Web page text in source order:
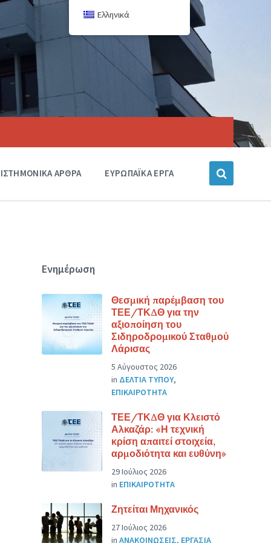
ΑΡΘΡΑ ΕΥΡΩΠΑΪΚΑ ΕΡΓΑ
Ενημέρωση
Θεσμική παρέμβαση του
ΤΕΕ/ΤΚΔΘ για την
αξιοποίηση του
Σιδηροδρομικού Σταθμού
Λάρισας
5 Αύγουστος 2026
in ΔΕΛΤΙΑ ΤΥΠΟΥ,
ΕΠΙΚΑΙΡΟΤΗΤΑ
ΤΕΕ/ΤΚΔΘ για Κλειστό
Αλκαζάρ: «Η τεχνική
κρίση απαιτεί στοιχεία,
αρμοδιότητα και ευθύνη»
29 Ιούλιος 2026
in ΕΠΙΚΑΙΡΟΤΗΤΑ
Ζητείται Μηχανικός
27 Ιούλιος 2026
inΑΝΑΚΟΙΝΩΣΕΙΣ, ΕΡΓΑΣΙΑ
Ελληνικά